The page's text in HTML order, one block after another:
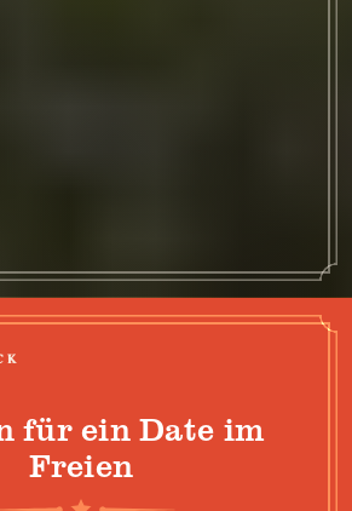
für ein Date im
Freien